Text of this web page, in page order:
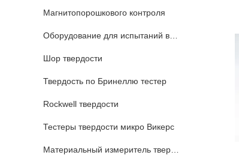
Магнитопорошкового контроля
Оборудование для испытаний вихревого тока
Шор твердости
Твердость по Бринеллю тестер
Rockwell твердости
Тестеры твердости микро Викерс
Материальный измеритель твердости